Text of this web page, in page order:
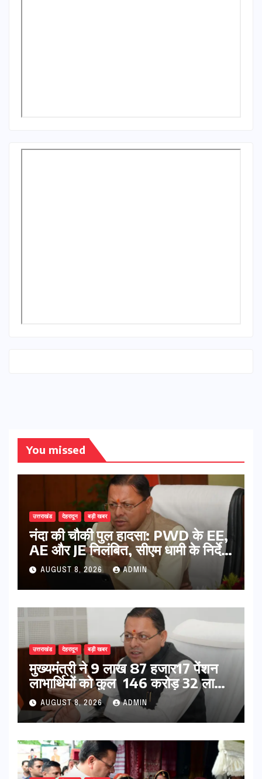
You missed
उत्तराखंड देहरादून बड़ी खबर
नंदा की चौकी पुल हादसा: PWD के EE,
AE और JE निलंबित, सीएम धामी के निर्देश
पर सख्त कार्रवाई
AUGUST 8, 2026 ADMIN
उत्तराखंड देहरादून बड़ी खबर
मुख्यमंत्री ने 9 लाख 87 हजार17 पेंशन
लाभार्थियों को कुल 146 करोड़ 32 लाख
की पेंशन राशि का किया भुगतान
AUGUST 8, 2026 ADMIN